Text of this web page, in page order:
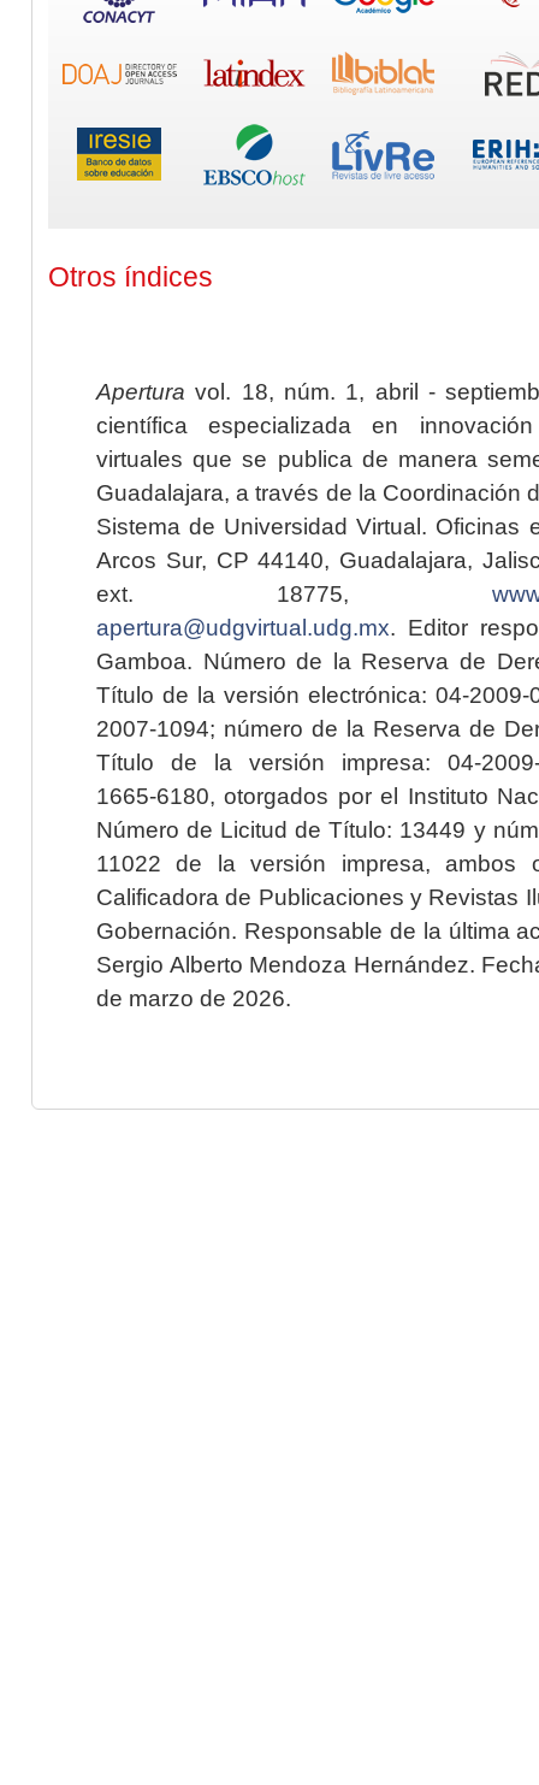
Otros índices
Apertura vol. 18, núm. 1, abril -
científica especializada en
virtuales que se publica de manera
Guadalajara, a través de la Coordinación
Sistema de Universidad Virtual. Oficinas
Arcos Sur, CP 44140, Guadalajara,
ext. 18775,
apertura@udgvirtual.udg.mx. Editor
Gamboa. Número de la Reserva de
Título de la versión electrónica: 04-2009-
2007-1094; número de la Reserva de
Título de la versión impresa: 04-2009-
1665-6180, otorgados por el Instituto
Número de Licitud de Título: 13449 y
11022 de la versión impresa, ambos
Calificadora de Publicaciones y Revistas
Gobernación. Responsable de la última
Sergio Alberto Mendoza Hernández.
de marzo de 2026.